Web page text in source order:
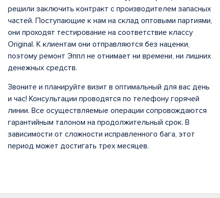
решили заключить контракт с производителем запасных
частей. Поступающие к нам на склад оптовыми партиями,
они проходят тестирование на соответствие классу
Original. К клиентам они отправляются без наценки,
поэтому ремонт Эппл не отнимает ни времени, ни лишних
денежных средств.
Звоните и планируйте визит в оптимальный для вас день
и час! Консультации проводятся по телефону горячей
линии. Все осуществляемые операции сопровождаются
гарантийным талоном на продолжительный срок. В
зависимости от сложности исправленного бага, этот
период может достигать трех месяцев.